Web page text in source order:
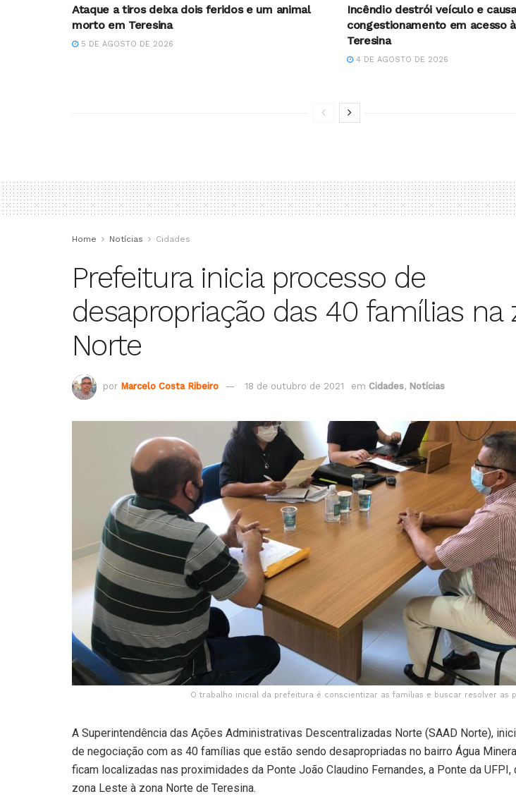
Ataque a tiros deixa dois feridos e um animal
morto em Teresina
5 DE AGOSTO DE 2026
Incêndio destrói veículo e causa
congestionamento em acesso
Teresina
4 DE AGOSTO DE 2026
Home Notícias Cidades
Prefeitura inicia processo de
desapropriação das 40 famílias na
Norte
por Marcelo Costa Ribeiro 18 de outubro de 2021 em Cidades, Notícias
O trabalho inicial da prefeitura é conscientizar as famílias e buscar resolver as
A Superintendência das Ações Administrativas Descentralizadas Norte (SAAD Norte),
de negociação com as 40 famílias que estão sendo desapropriadas no bairro Água
ficam localizadas nas proximidades da Ponte João Claudino Fernandes, a Ponte da UFPI,
zona Leste à zona Norte de Teresina.